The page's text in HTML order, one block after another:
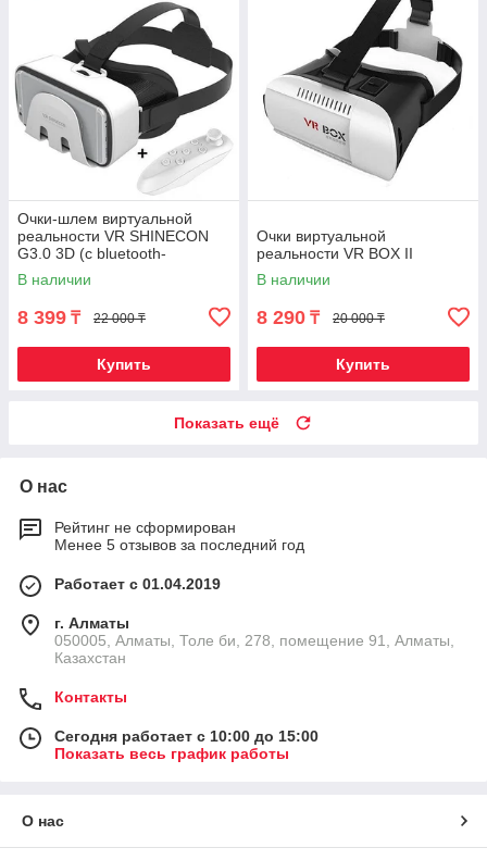
Очки-шлем виртуальной
реальности VR SHINECON
G3.0 3D (с bluetooth-
джойстиком)
В наличии
8 399 ₸ 22 000 ₸
Купить
Очки виртуальной
реальности VR BOX II
В наличии
8 290 ₸ 20 000 ₸
Купить
Показать ещё
О нас
Рейтинг не сформирован
Менее 5 отзывов за последний год
Работает с 01.04.2019
г. Алматы
050005, Алматы, Толе би, 278, помещение 91, Алматы,
Казахстан
Контакты
Сегодня работает с 10:00 до 15:00
Показать весь график работы
О нас